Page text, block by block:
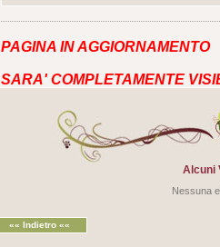
PAGINA IN AGGIORNAMENTO
SARA' COMPLETAMENTE
Alcuni
Nessuna
«« Indietro ««